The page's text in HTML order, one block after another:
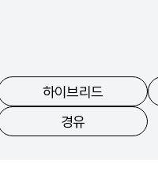
하이브리드
경유